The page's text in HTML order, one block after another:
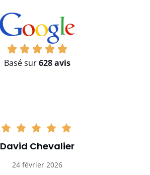
Basé sur628 avis
David Chevalier
24 février 2026